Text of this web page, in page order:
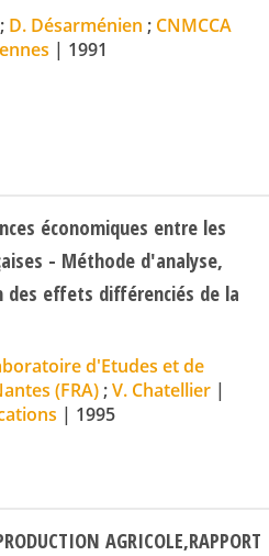
; D. Désarménien ; CNMCCA
| 1991
économiques entre les
- Méthode d'analyse,
effets différenciés de la
d'Etudes et de
(FRA);V. Chatellier |
| 1995
AGRICOLE,RAPPORT